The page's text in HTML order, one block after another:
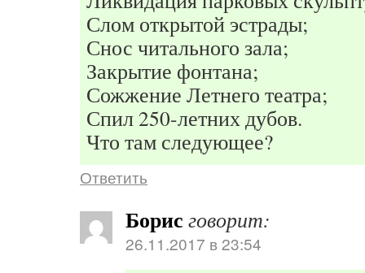
Слом открытой эстрады;
Снос читального зала;
Закрытие фонтана;
Сожжение Летнего театра;
Спил 250-летних дубов.
Что там следующее?
Ответить
Борис говорит:
26.11.2017 в 23:54